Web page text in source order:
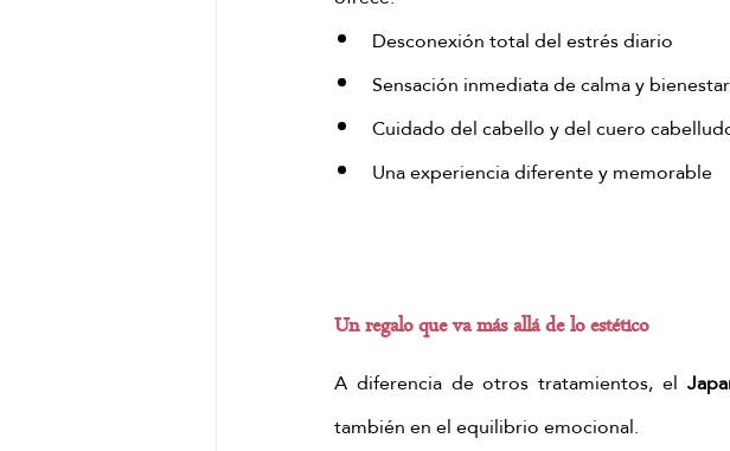
Desconexión total del estrés diario
Sensación inmediata de calma y bienestar
Cuidado del cabello y del cuero
Una experiencia diferente y memorable
Un regalo que va más allá de lo estético
A diferencia de otros tratamientos, el
también en el equilibrio emocional.